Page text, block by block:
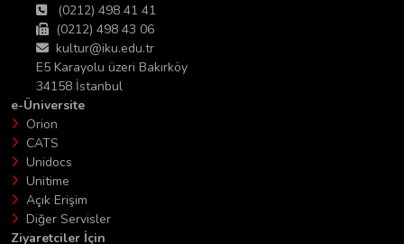
(0212) 498 41 41
(0212) 498 43 06
kultur@iku.edu.tr
E5 Karayolu üzeri Bakırköy
34158 İstanbul
e-Üniversite
Orion
CATS
Unidocs
Unitime
Açık Erişim
Diğer Servisler
Ziyaretciler İçin